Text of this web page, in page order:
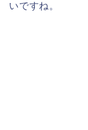
いですね。